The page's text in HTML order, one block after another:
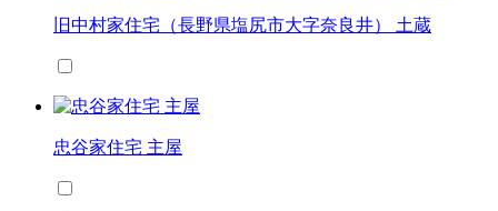
旧中村家住宅（長野県塩尻市大字奈良井） 土蔵
忠谷家住宅 主屋